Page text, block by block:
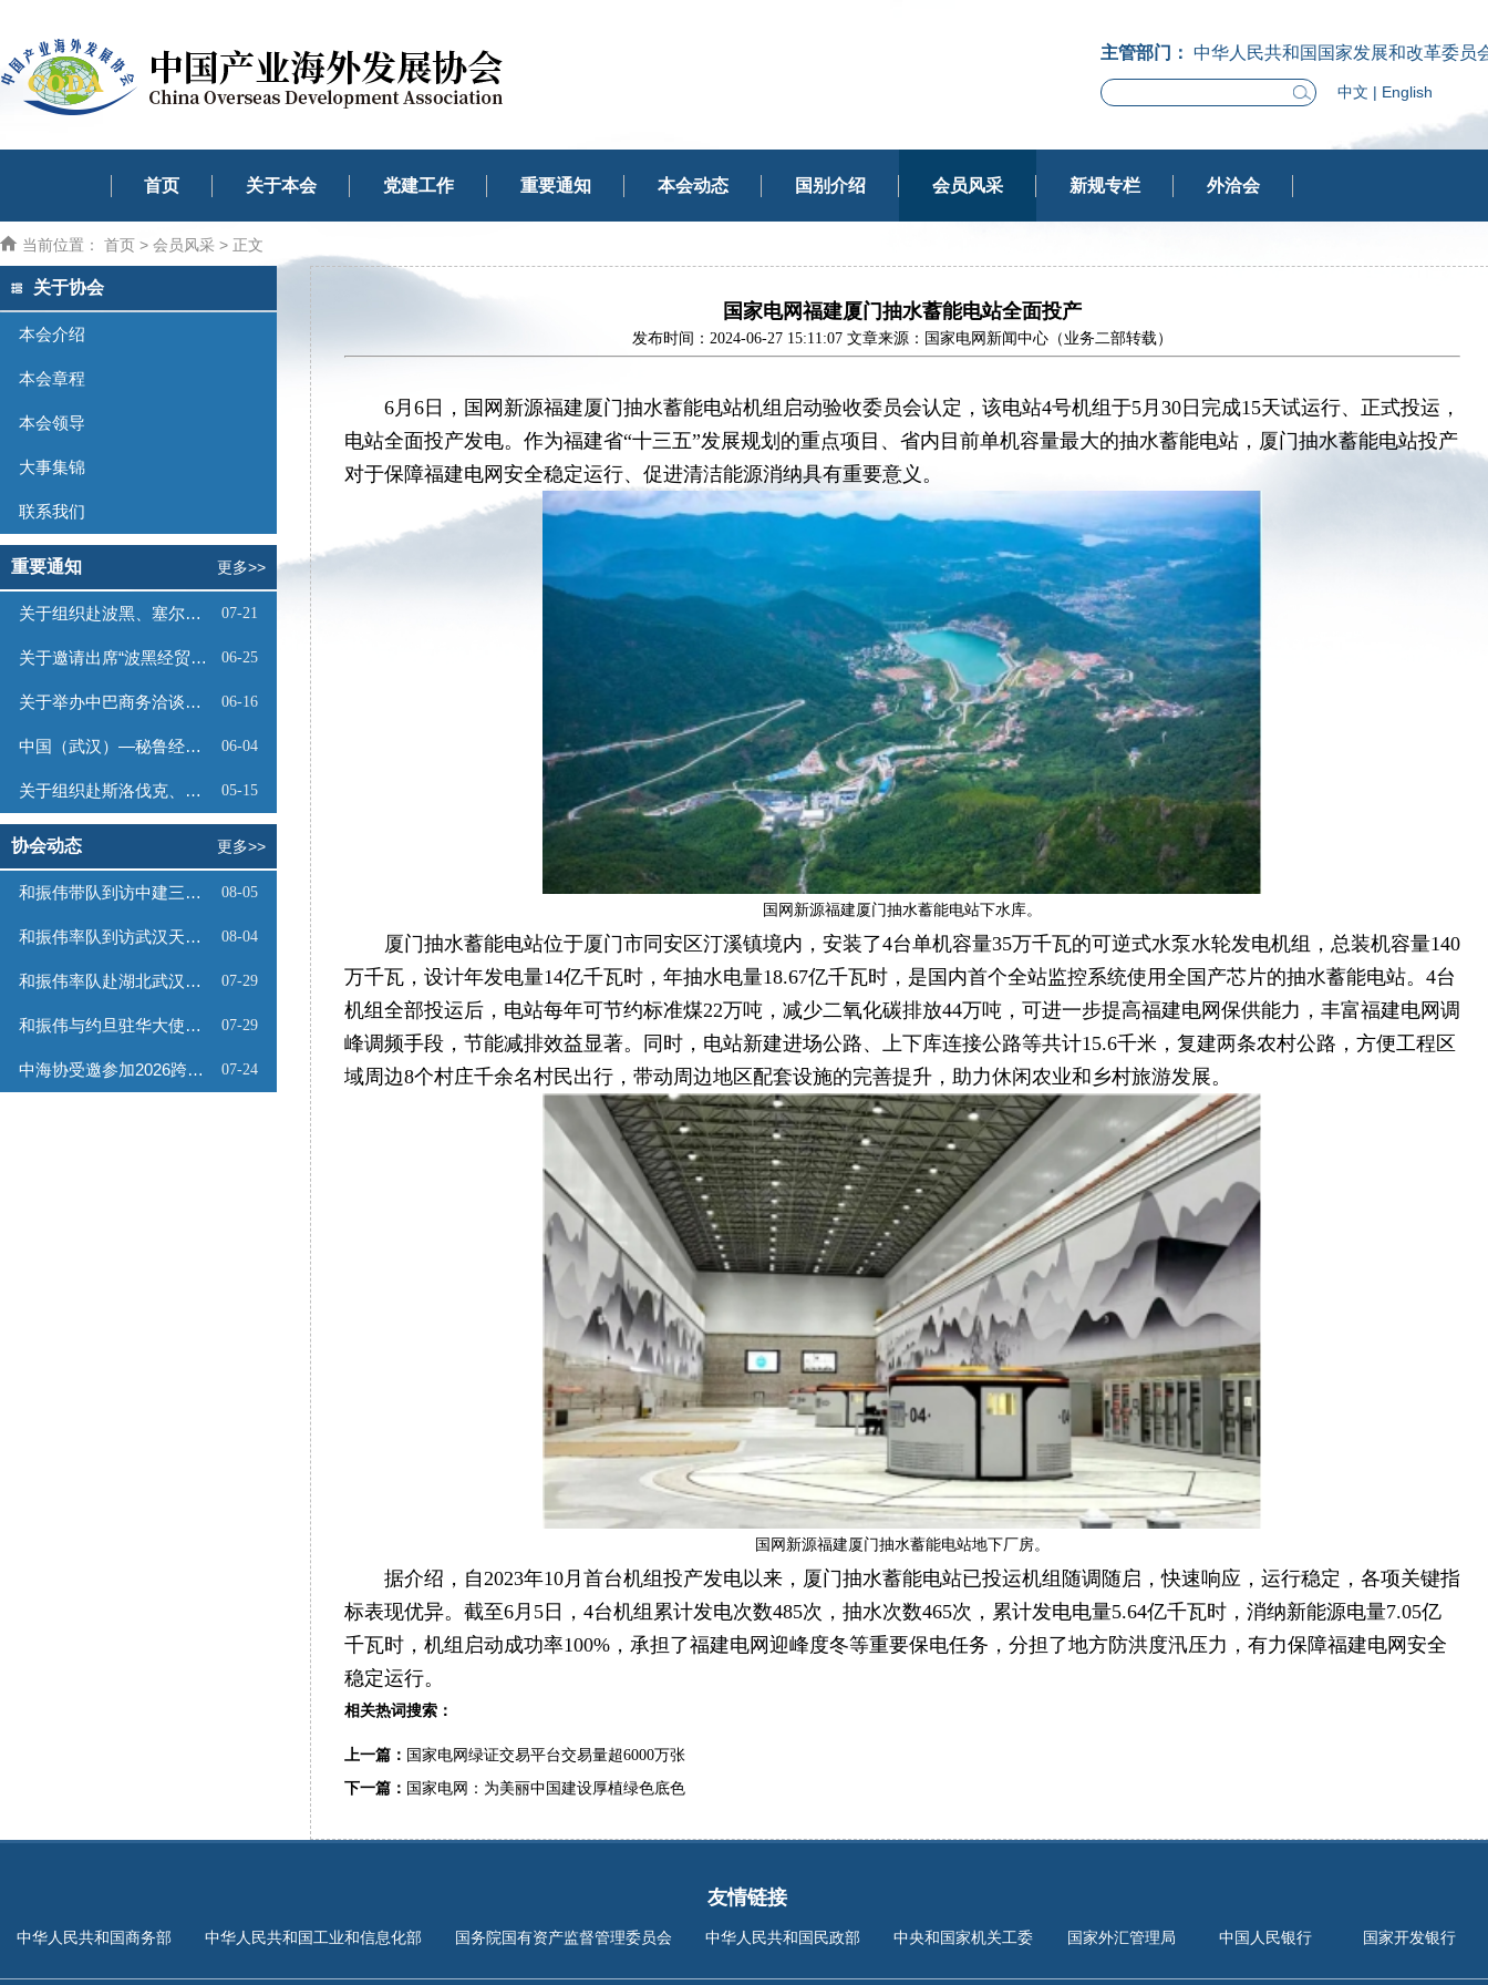
主管部门： 中华人民共和国国家发展和改革委员
中文 | English
首页 关于本会 党建工作 重要通知 本会动态 国别介绍 会员风采 新规专栏 外洽会
当前位置： 首页 > 会员风采 > 正文
关于协会
本会介绍
本会章程
本会领导
大事集锦
联系我们
重要通知 更多>>
关于组织赴波黑、塞尔维亚商务考察的函 07-21
关于邀请出席“波黑经贸投资推介会”的函 06-25
关于举办中巴商务洽谈会的通知 06-16
中国（武汉）—秘鲁经贸合作推介会邀请函 06-04
关于组织赴斯洛伐克、奥地利商务考察的函 05-15
协会动态 更多>>
和振伟带队到访中建三局数字工程有限公司 08-05
和振伟率队到访武汉天源集团 08-04
和振伟率队赴湖北武汉调研 07-29
和振伟与约旦驻华大使会谈 07-29
中海协受邀参加2026跨境能源矿产出海专题路演会 07-24
国家电网福建厦门抽水蓄能电站全面投产
发布时间：2024-06-27 15:11:07 文章来源：国家电网新闻中心（业务二部转载）
6月6日，国网新源福建厦门抽水蓄能电站机组启动验收委员会认定，该电站4号机组于5月30日完成15天试运行、正式投运，
电站全面投产发电。作为福建省“十三五”发展规划的重点项目、省内目前单机容量最大的抽水蓄能电站，厦门抽水蓄能电站投产
对于保障福建电网安全稳定运行、促进清洁能源消纳具有重要意义。
国网新源福建厦门抽水蓄能电站下水库。
厦门抽水蓄能电站位于厦门市同安区汀溪镇境内，安装了4台单机容量35万千瓦的可逆式水泵水轮发电机组，总装机容量140
万千瓦，设计年发电量14亿千瓦时，年抽水电量18.67亿千瓦时，是国内首个全站监控系统使用全国产芯片的抽水蓄能电站。4台
机组全部投运后，电站每年可节约标准煤22万吨，减少二氧化碳排放44万吨，可进一步提高福建电网保供能力，丰富福建电网调
峰调频手段，节能减排效益显著。同时，电站新建进场公路、上下库连接公路等共计15.6千米，复建两条农村公路，方便工程区
域周边8个村庄千余名村民出行，带动周边地区配套设施的完善提升，助力休闲农业和乡村旅游发展。
国网新源福建厦门抽水蓄能电站地下厂房。
据介绍，自2023年10月首台机组投产发电以来，厦门抽水蓄能电站已投运机组随调随启，快速响应，运行稳定，各项关键指
标表现优异。截至6月5日，4台机组累计发电次数485次，抽水次数465次，累计发电电量5.64亿千瓦时，消纳新能源电量7.05亿
千瓦时，机组启动成功率100%，承担了福建电网迎峰度冬等重要保电任务，分担了地方防洪度汛压力，有力保障福建电网安全
稳定运行。
相关热词搜索：
上一篇： 国家电网绿证交易平台交易量超6000万张
下一篇： 国家电网：为美丽中国建设厚植绿色底色
友情链接
中华人民共和国商务部 中华人民共和国工业和信息化部 国务院国有资产监督管理委员会 中华人民共和国民政部 中央和国家机关工委 国家外汇管理局 中国人民银行 国家开发银行